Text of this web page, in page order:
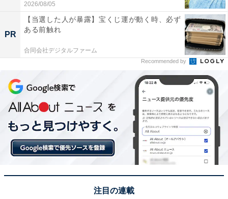
うつ病になり無収入になったため実家へ
現在、実家暮らしをしている理由は「前職でうつ病を発
症してしまったので、快方に向かうまでは家族のいる環
境で療養することを医師に勧められたため」と告白。
「しばらく休職期間があり、無収入になってしまったの
で、家賃や光熱費の心配をしなくて済むように帰ってき
たため」と続け、健康的な理由と経済的な理由の2つが
あることを打ち明けました。
2026/08/05
PR
【当選した人が暴露】宝くじ運が動く時、必ず
ある前触れ
合同会社デジタルファーム
Recommended by
注目の連載